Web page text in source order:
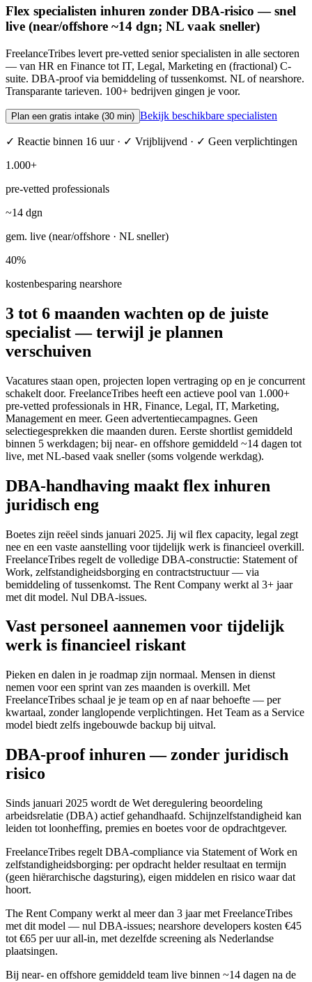
Flex specialisten inhuren zonder DBA-risico — snel
live (near/offshore ~14 dgn; NL vaak sneller)
FreelanceTribes levert pre-vetted senior specialisten in alle sectoren
— van HR en Finance tot IT, Legal, Marketing en (fractional) C-
suite. DBA-proof via bemiddeling of tussenkomst. NL of nearshore.
Transparante tarieven. 100+ bedrijven gingen je voor.
Plan een gratis intake (30 min) Bekijk beschikbare specialisten
✓ Reactie binnen 16 uur · ✓ Vrijblijvend · ✓ Geen verplichtingen
1.000+
pre-vetted professionals
~14 dgn
gem. live (near/offshore · NL sneller)
40%
kostenbesparing nearshore
3 tot 6 maanden wachten op de juiste
specialist — terwijl je plannen
verschuiven
Vacatures staan open, projecten lopen vertraging op en je concurrent
schakelt door. FreelanceTribes heeft een actieve pool van 1.000+
pre-vetted professionals in HR, Finance, Legal, IT, Marketing,
Management en meer. Geen advertentiecampagnes. Geen
selectiegesprekken die maanden duren. Eerste shortlist gemiddeld
binnen 5 werkdagen; bij near- en offshore gemiddeld ~14 dagen tot
live, met NL-based vaak sneller (soms volgende werkdag).
DBA-handhaving maakt flex inhuren
juridisch eng
Boetes zijn reëel sinds januari 2025. Jij wil flex capacity, legal zegt
nee en een vaste aanstelling voor tijdelijk werk is financieel overkill.
FreelanceTribes regelt de volledige DBA-constructie: Statement of
Work, zelfstandigheidsborging en contractstructuur — via
bemiddeling of tussenkomst. The Rent Company werkt al 3+ jaar
met dit model. Nul DBA-issues.
Vast personeel aannemen voor tijdelijk
werk is financieel riskant
Pieken en dalen in je roadmap zijn normaal. Mensen in dienst
nemen voor een sprint van zes maanden is overkill. Met
FreelanceTribes schaal je je team op en af naar behoefte — per
kwartaal, zonder langlopende verplichtingen. Het Team as a Service
model biedt zelfs ingebouwde backup bij uitval.
DBA-proof inhuren — zonder juridisch
risico
Sinds januari 2025 wordt de Wet deregulering beoordeling
arbeidsrelatie (DBA) actief gehandhaafd. Schijnzelfstandigheid kan
leiden tot loonheffing, premies en boetes voor de opdrachtgever.
FreelanceTribes regelt DBA-compliance via Statement of Work en
zelfstandigheidsborging: per opdracht helder resultaat en termijn
(geen hiërarchische dagsturing), eigen middelen en risico waar dat
hoort.
The Rent Company werkt al meer dan 3 jaar met FreelanceTribes
met dit model — nul DBA-issues; nearshore developers kosten €45
tot €65 per uur all-in, met dezelfde screening als Nederlandse
plaatsingen.
Bij near- en offshore gemiddeld team live binnen ~14 dagen na de